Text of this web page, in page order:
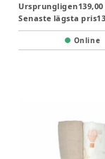
Ursprungligen
Senaste lägsta pris
Online